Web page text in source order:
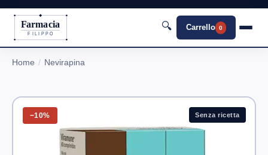
Farmacia
FILIPPO
🔍 Carrello 0
Home Nevirapina
−10% Senza ricetta